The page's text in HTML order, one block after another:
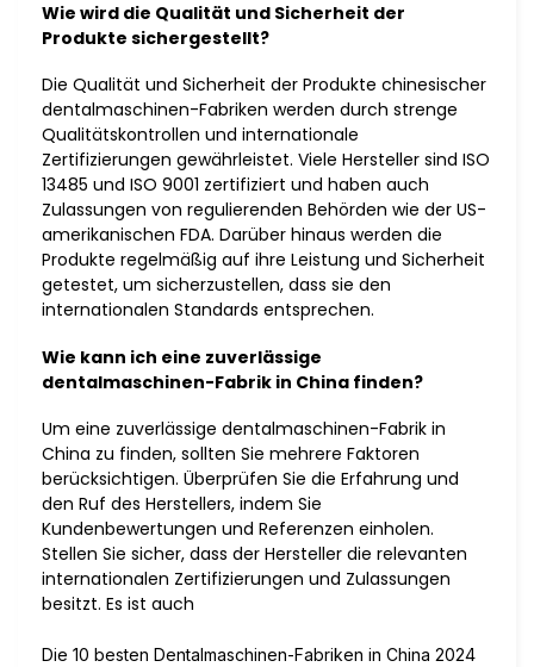
Wie wird die Qualität und Sicherheit der
Produkte sichergestellt?
Die Qualität und Sicherheit der Produkte chinesischer
dentalmaschinen-Fabriken werden durch strenge
Qualitätskontrollen und internationale
Zertifizierungen gewährleistet. Viele Hersteller sind ISO
13485 und ISO 9001 zertifiziert und haben auch
Zulassungen von regulierenden Behörden wie der US-
amerikanischen FDA. Darüber hinaus werden die
Produkte regelmäßig auf ihre Leistung und Sicherheit
getestet, um sicherzustellen, dass sie den
internationalen Standards entsprechen.
Wie kann ich eine zuverlässige
dentalmaschinen-Fabrik in China finden?
Um eine zuverlässige dentalmaschinen-Fabrik in
China zu finden, sollten Sie mehrere Faktoren
berücksichtigen. Überprüfen Sie die Erfahrung und
den Ruf des Herstellers, indem Sie
Kundenbewertungen und Referenzen einholen.
Stellen Sie sicher, dass der Hersteller die relevanten
internationalen Zertifizierungen und Zulassungen
besitzt. Es ist auch
Die 10 besten Dentalmaschinen-Fabriken in China 2024